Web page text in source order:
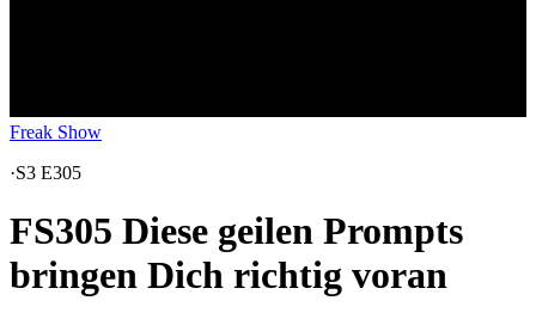
Freak Show
·S3 E305
FS305 Diese geilen Prompts
bringen Dich richtig voran